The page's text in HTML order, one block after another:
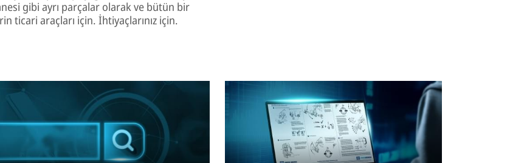
gibi ayrı parçalar olarak ve bütün bir
ticari araçları için. İhtiyaçlarınız için.